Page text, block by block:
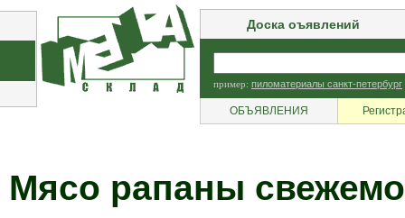
Доска оъявлений
пример: пиломатериалы санкт-петербург
ОБЪЯВЛЕНИЯ
Мясо рапаны